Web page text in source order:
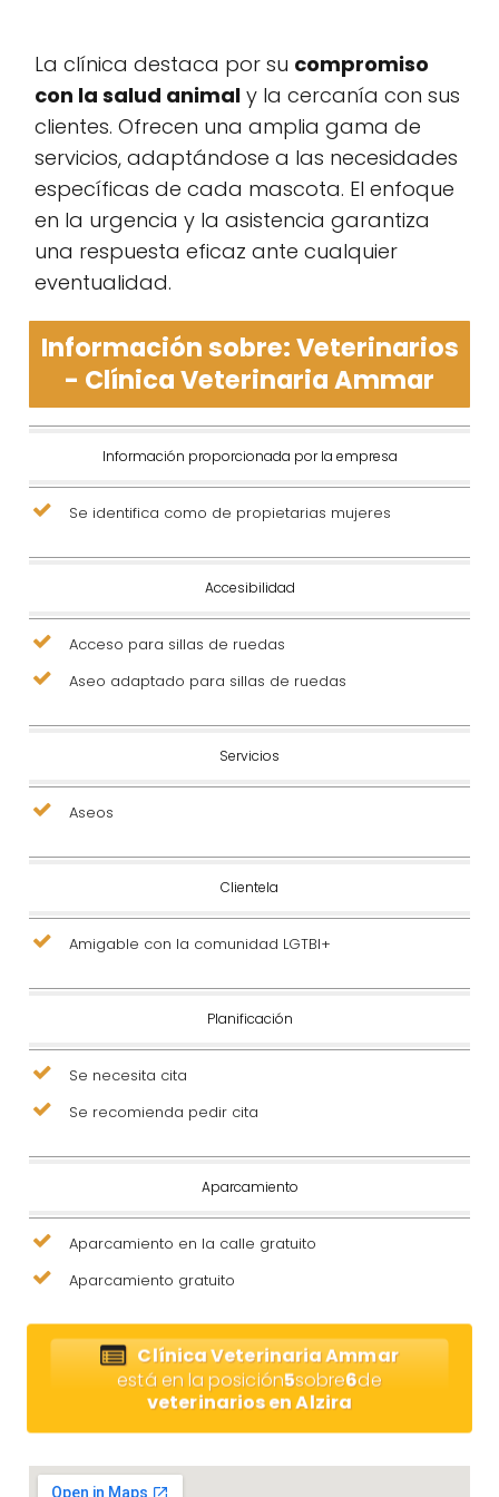
La clínica destaca por su compromiso
con la salud animal y la cercanía con sus
clientes. Ofrecen una amplia gama de
servicios, adaptándose a las necesidades
específicas de cada mascota. El enfoque
en la urgencia y la asistencia garantiza
una respuesta eficaz ante cualquier
eventualidad.
Información sobre: Veterinarios
- Clínica Veterinaria Ammar
Información proporcionada por la empresa
Se identifica como de propietarias mujeres
Accesibilidad
Acceso para sillas de ruedas
Aseo adaptado para sillas de ruedas
Servicios
Aseos
Clientela
Amigable con la comunidad LGTBI+
Planificación
Se necesita cita
Se recomienda pedir cita
Aparcamiento
Aparcamiento en la calle gratuito
Aparcamiento gratuito
Clínica Veterinaria Ammar
está en la posición5sobre6de
veterinarios en Alzira